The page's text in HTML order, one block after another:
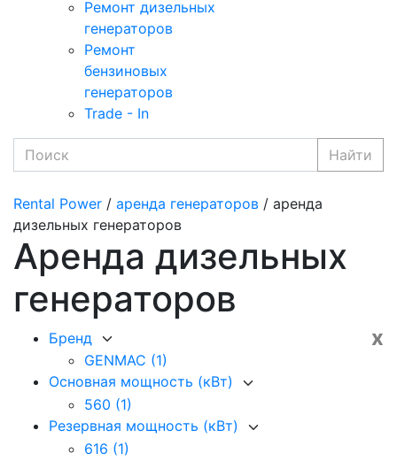
Ремонт дизельных
генераторов
Ремонт
бензиновых
генераторов
Trade - In
Найти
Rental Power / аренда генераторов / аренда
дизельных генераторов
Аренда дизельных
генераторов
x
Бренд
GENMAC (1)
Основная мощность (кВт)
560 (1)
Резервная мощность (кВт)
616 (1)